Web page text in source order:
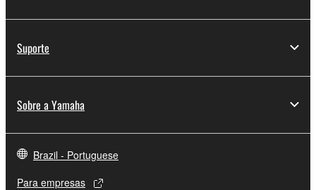
Suporte
Sobre a Yamaha
Brazil - Portuguese
Para empresas